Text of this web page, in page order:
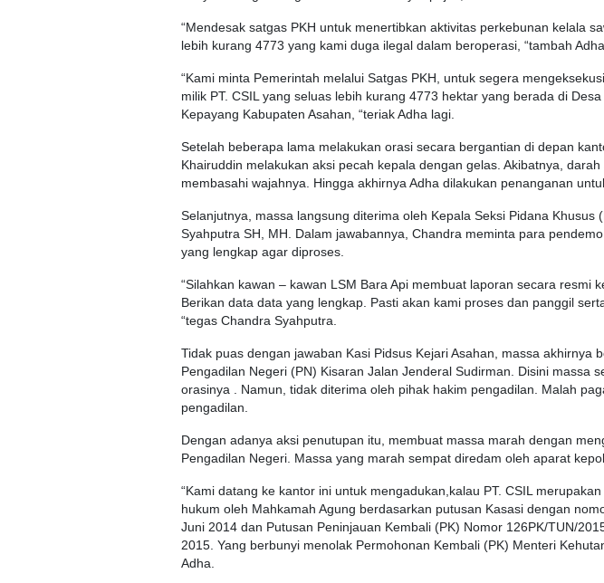
“Mendesak satgas PKH untuk menertibkan aktivitas perkebunan kelala
lebih kurang 4773 yang kami duga ilegal dalam beroperasi, “tambah Adha.
“Kami minta Pemerintah melalui Satgas PKH, untuk segera
milik PT. CSIL yang seluas lebih kurang 4773 hektar yang berada di
Kepayang Kabupaten Asahan, “teriak Adha lagi.
Setelah beberapa lama melakukan orasi secara bergantian di depan
Khairuddin melakukan aksi pecah kepala dengan gelas. Akibatnya,
membasahi wajahnya. Hingga akhirnya Adha dilakukan penanganan
Selanjutnya, massa langsung diterima oleh Kepala Seksi Pidana Khusus
Syahputra SH, MH. Dalam jawabannya, Chandra meminta para
yang lengkap agar diproses.
“Silahkan kawan – kawan LSM Bara Api membuat laporan secara resmi
Berikan data data yang lengkap. Pasti akan kami proses dan panggil
“tegas Chandra Syahputra.
Tidak puas dengan jawaban Kasi Pidsus Kejari Asahan, massa akhirnya
Pengadilan Negeri (PN) Kisaran Jalan Jenderal Sudirman. Disini massa
orasinya . Namun, tidak diterima oleh pihak hakim pengadilan. Malah
pengadilan.
Dengan adanya aksi penutupan itu, membuat massa marah dengan
Pengadilan Negeri. Massa yang marah sempat diredam oleh aparat
“Kami datang ke kantor ini untuk mengadukan,kalau PT. CSIL
hukum oleh Mahkamah Agung berdasarkan putusan Kasasi dengan
Juni 2014 dan Putusan Peninjauan Kembali (PK) Nomor 126PK/TUN/
2015. Yang berbunyi menolak Permohonan Kembali (PK) Menteri
Adha.